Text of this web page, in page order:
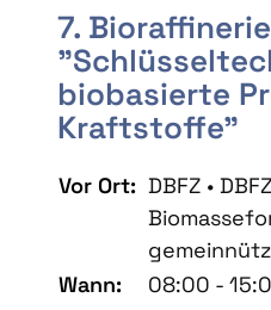
7.
biobasierte
Kraftstoffe"
Vor Ort: DBFZ •
Wann:
08:00 -